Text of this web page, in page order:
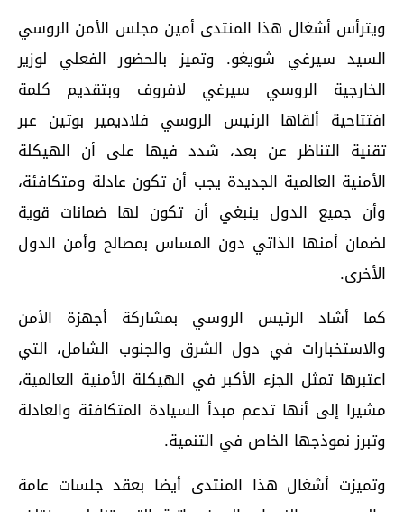
ويترأس أشغال هذا المنتدى أمين مجلس الأمن الروسي
السيد سيرغي شويغو. وتميز بالحضور الفعلي لوزير
الخارجية الروسي سيرغي لافروف وبتقديم كلمة
افتتاحية ألقاها الرئيس الروسي فلاديمير بوتين عبر
تقنية التناظر عن بعد، شدد فيها على أن الهيكلة
الأمنية العالمية الجديدة يجب أن تكون عادلة ومتكافئة،
وأن جميع الدول ينبغي أن تكون لها ضمانات قوية
لضمان أمنها الذاتي دون المساس بمصالح وأمن الدول
الأخرى.
كما أشاد الرئيس الروسي بمشاركة أجهزة الأمن
والاستخبارات في دول الشرق والجنوب الشامل، التي
اعتبرها تمثل الجزء الأكبر في الهيكلة الأمنية العالمية،
مشيرا إلى أنها تدعم مبدأ السيادة المتكافئة والعادلة
وتبرز نموذجها الخاص في التنمية.
وتميزت أشغال هذا المنتدى أيضا بعقد جلسات عامة